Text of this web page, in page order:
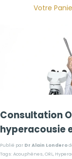
Aller au contenu
Votre
Consultation
hyperacousie
Publié par Dr Alain Londero
Tags:Acouphènes, ORL,